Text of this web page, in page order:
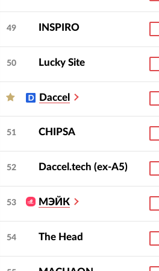
49 INSPIRO
50 Lucky Site
Daccel
51 CHIPSA
52 Daccel.tech (ex-A5)
53 МЭЙК
54 The Head